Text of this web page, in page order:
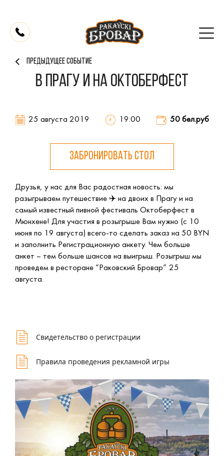
ПРЕДЫДУЩЕЕ СОБЫТИЕ
В Прагу и на Октоберфест
25 августа 2019 19:00 50 бел.руб
ЗАБРОНИРОВАТЬ СТОЛ
Друзья, у нас для Вас радостная новость: мы
разыгрываем путешествие ✈️ на двоих в Прагу и на
самый известный пивной фестиваль Октоберфест в
Мюнхене! Для участия в розыгрыше Вам нужно (с 10
июня по 19 августа) всего-то сделать заказ на 50 BYN
и заполнить Регистрационную анкету. Чем больше
анкет – тем больше шансов на выигрыш. Розыгрыш мы
проведем в ресторане “Раковский Бровар” 25
августа.
Свидетельство о регистрации
Правила проведения рекламной игры